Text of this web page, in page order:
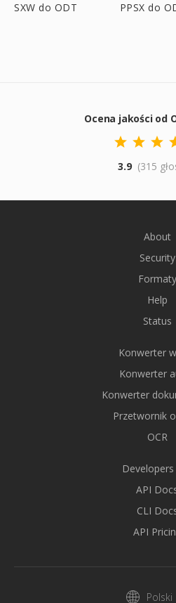
SXW do ODT PPSX do
Ocena jakości od
3.9 (315
About
Security
Formaty
Help
Status
Konwerter
Konwerter
Konwerter
Przetwornik
OCR
Developers
API
CLI
API
Polski